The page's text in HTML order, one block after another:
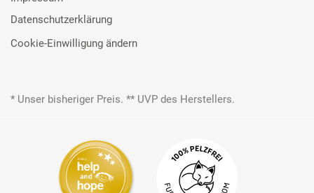
Datenschutzerklärung
Cookie-Einwilligung ändern
* Unser bisheriger Preis. ** UVP des Herstellers.